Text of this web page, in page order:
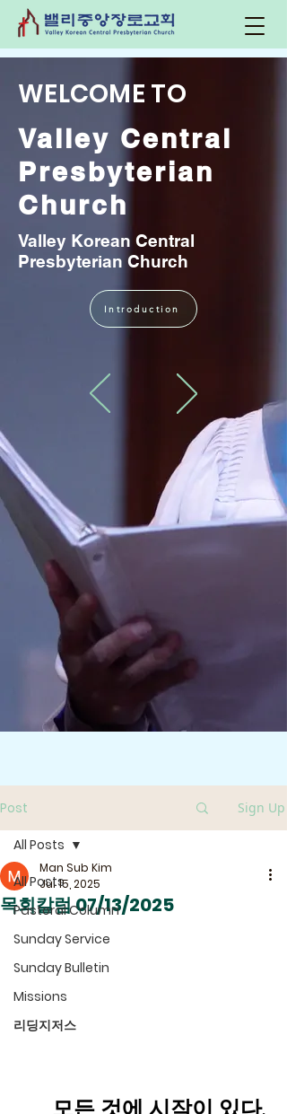
WELCOME TO
Valley Central
Presbyterian
Church
Valley Korean Central
Presbyterian Church
Introduction
Post Sign Up
All Posts
Pastoral Column
Sunday Service
Sunday Bulletin
Missions
리딩지저스
All Posts
목회칼럼 07/13/2025
Man Sub Kim
Jul 15, 2025